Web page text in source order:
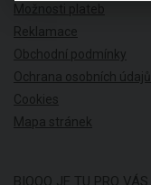
Možnosti plateb
Reklamace
Obchodní podmínky
Ochrana osobních údajů
Cookies
Mapa stránek
BIOOO JE TU PRO VÁS